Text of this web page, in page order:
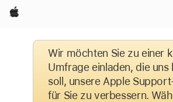
Apple
Wir möchten Sie zu einer
Umfrage einladen, die uns
soll, unsere Apple
für Sie zu verbessern.